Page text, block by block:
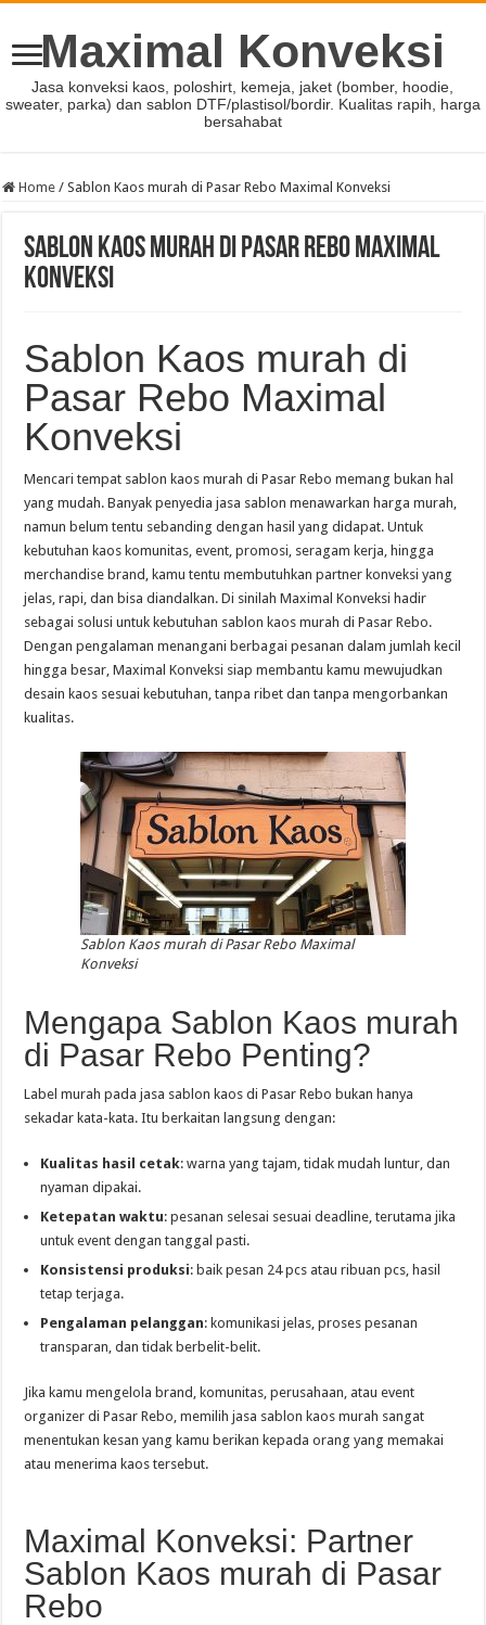
Maximal Konveksi
Jasa konveksi kaos, poloshirt, kemeja, jaket (bomber, hoodie,
sweater, parka) dan sablon DTF/plastisol/bordir. Kualitas rapih, harga
bersahabat
Home / Sablon Kaos murah di Pasar Rebo Maximal Konveksi
Sablon Kaos murah di Pasar Rebo Maximal
Konveksi
Sablon Kaos murah di
Pasar Rebo Maximal
Konveksi
Mencari tempat sablon kaos murah di Pasar Rebo memang bukan hal
yang mudah. Banyak penyedia jasa sablon menawarkan harga murah,
namun belum tentu sebanding dengan hasil yang didapat. Untuk
kebutuhan kaos komunitas, event, promosi, seragam kerja, hingga
merchandise brand, kamu tentu membutuhkan partner konveksi yang
jelas, rapi, dan bisa diandalkan. Di sinilah Maximal Konveksi hadir
sebagai solusi untuk kebutuhan sablon kaos murah di Pasar Rebo.
Dengan pengalaman menangani berbagai pesanan dalam jumlah kecil
hingga besar, Maximal Konveksi siap membantu kamu mewujudkan
desain kaos sesuai kebutuhan, tanpa ribet dan tanpa mengorbankan
kualitas.
Sablon Kaos murah di Pasar Rebo Maximal
Konveksi
Mengapa Sablon Kaos murah
di Pasar Rebo Penting?
Label murah pada jasa sablon kaos di Pasar Rebo bukan hanya
sekadar kata-kata. Itu berkaitan langsung dengan:
Kualitas hasil cetak: warna yang tajam, tidak mudah luntur, dan
nyaman dipakai.
Ketepatan waktu: pesanan selesai sesuai deadline, terutama jika
untuk event dengan tanggal pasti.
Konsistensi produksi: baik pesan 24 pcs atau ribuan pcs, hasil
tetap terjaga.
Pengalaman pelanggan: komunikasi jelas, proses pesanan
transparan, dan tidak berbelit-belit.
Jika kamu mengelola brand, komunitas, perusahaan, atau event
organizer di Pasar Rebo, memilih jasa sablon kaos murah sangat
menentukan kesan yang kamu berikan kepada orang yang memakai
atau menerima kaos tersebut.
Maximal Konveksi: Partner
Sablon Kaos murah di Pasar
Rebo